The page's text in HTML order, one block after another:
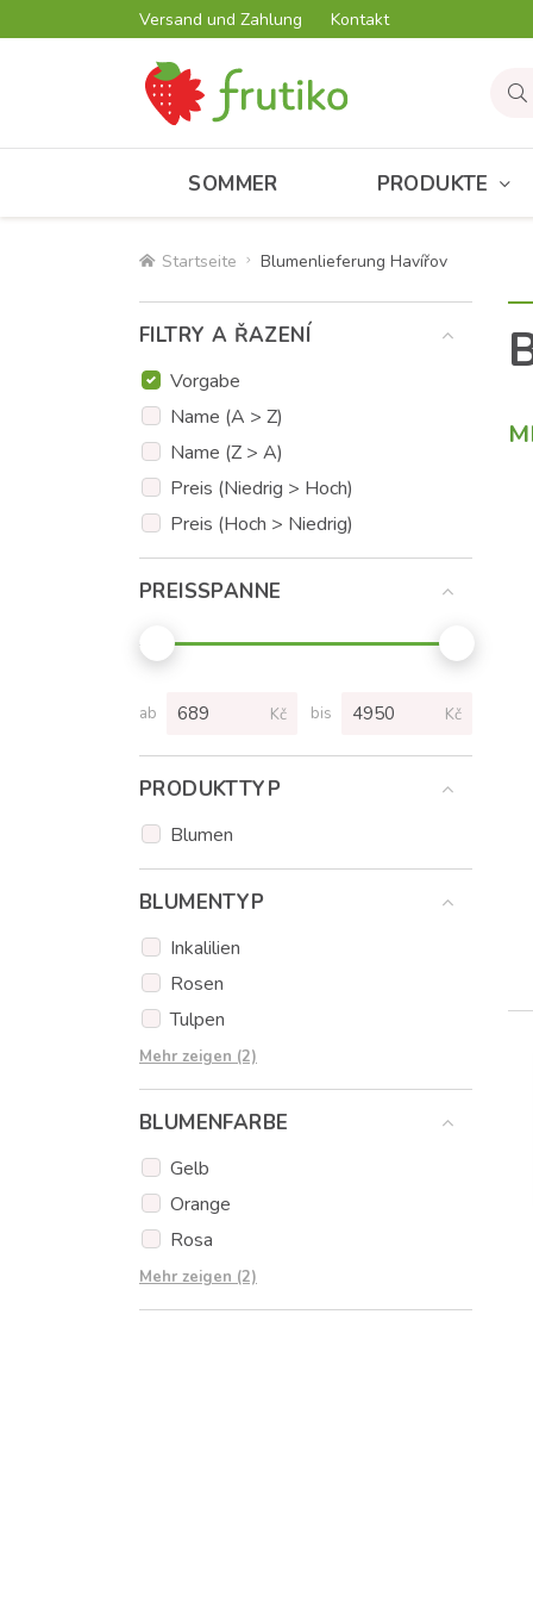
Versand und Zahlung Kontakt
SOMMER PRODUKTE
Startseite Blumenlieferung Havířov
FILTRY A ŘAZENÍ
Vorgabe
Name (A > Z)
Name (Z > A)
Preis (Niedrig > Hoch)
Preis (Hoch > Niedrig)
PREISSPANNE
ab Kč bis Kč
PRODUKTTYP
Blumen
BLUMENTYP
Inkalilien
Rosen
Tulpen
Wildrosen
Schleierkraut
Mehr zeigen (2)
BLUMENFARBE
Gelb
Orange
Rosa
Rot
Weiß
Mehr zeigen (2)